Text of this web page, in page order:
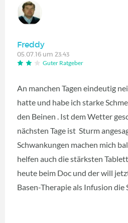
Freddy
05.07.16 um 23:43
Guter Ratgeber
An manchen Tagen eindeutig
hatte und habe ich starke
den Beinen . Ist dem Wetter
nächsten Tage ist Sturm
Schwankungen machen mich
helfen auch die stärksten
heute beim Doc und der will
Basen-Therapie als Infusion die